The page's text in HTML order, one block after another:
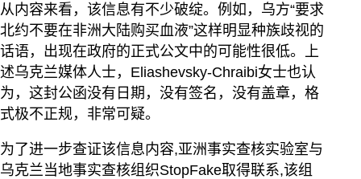
从内容来看，该信息有不少破绽。例如，乌方“要求
北约不要在非洲大陆购买血液”这样明显种族歧视的
话语，出现在政府的正式公文中的可能性很低。上
述乌克兰媒体人士，Eliashevsky-Chraibi女士也认
为，这封公函没有日期，没有签名，没有盖章，格
式极不正规，非常可疑。
为了进一步查证该信息内容,亚洲事实查核实验室与
乌克兰当地事实查核组织StopFake取得联系,该组